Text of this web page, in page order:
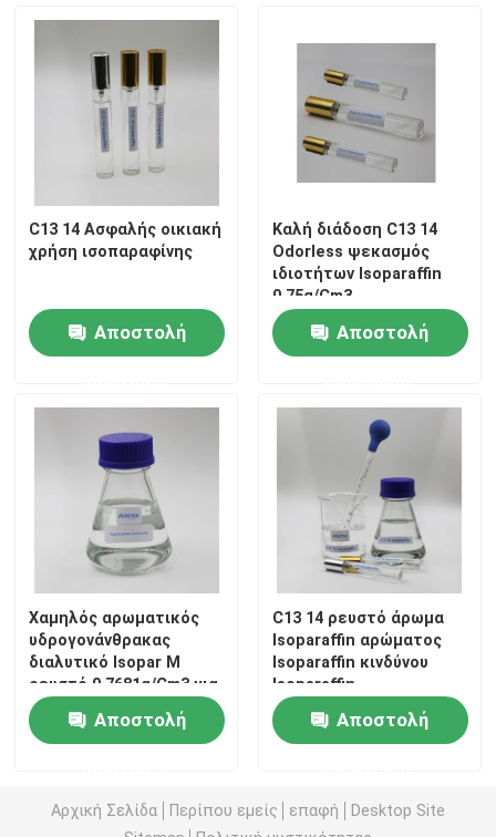
Διαλύτης υδρογονανθράκων
C13 14 ισοπαραφίνη
Ρευστό Isopar Χ
Ρευστό Γ Isopar
C13 16 Isoparaffin
C11 13 Isoparaffin
C13 14 Ασφαλής οικιακή
χρήση ισοπαραφίνης
Αποστολή
Καλή διάδοση C13 14
Odorless ψεκασμός
ιδιοτήτων Isoparaffin
0.75g/Cm3
Αποστολή
Χαμηλός αρωματικός
υδρογονάνθρακας
διαλυτικό Isopar Μ
ρευστό 0.7681g/Cm3 για
την προσωπική
φροντίδα στη Ρωσία
Αποστολή
C13 14 ρευστό άρωμα
Isoparaffin αρώματος
Isoparaffin κινδύνου
Isoparaffin
Αποστολή
Αρχική Σελίδα Περίπου εμείς επαφή
Desktop Site